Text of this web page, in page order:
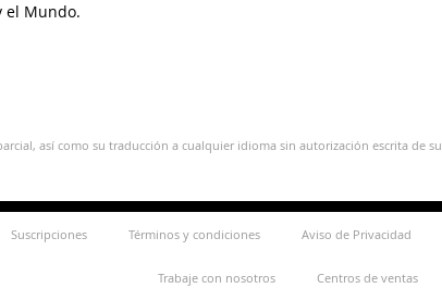
el Mundo.
así como su traducción a cualquier idioma sin autorización escrita de su
Suscripciones Términos y condiciones Aviso de Privacidad
Trabaje con nosotros Centros de ventas